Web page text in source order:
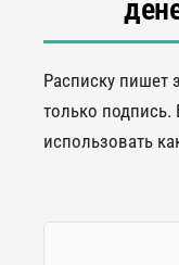
Расписку пишет
только
использовать